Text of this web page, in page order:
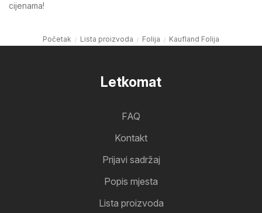
cijenama!
Početak Lista proizvoda Folija Kaufland Folija
Letkomat
FAQ
Kontakt
Prijavi sadržaj
Popis mjesta
Lista proizvoda